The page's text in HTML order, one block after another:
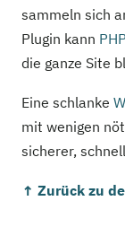
sammeln sich
Plugin kann PHP
die ganze Site
Eine schlanke
mit wenigen
sicherer,
↑ Zurück zu